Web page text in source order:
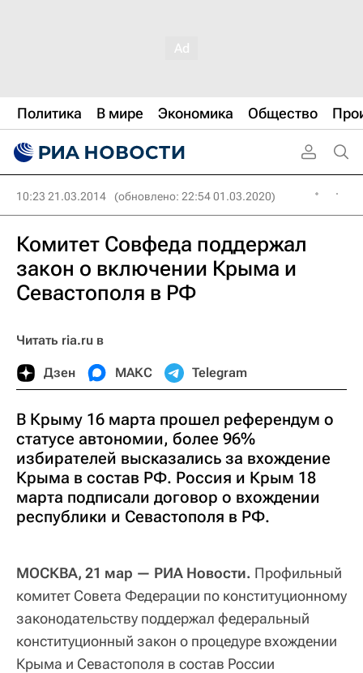
Политика В мире Экономика Общество
10:23 21.03.2014 (обновлено: 22:54 01.03.2020)
Комитет Совфеда поддержал
закон о включении Крыма и
Севастополя в РФ
Читать ria.ru в
Дзен МАКС Telegram
В Крыму 16 марта прошел референдум о
статусе автономии, более 96%
избирателей высказались за вхождение
Крыма в состав РФ. Россия и Крым 18
марта подписали договор о вхождении
республики и Севастополя в РФ.
МОСКВА, 21 мар — РИА Новости. Профильный
комитет Совета Федерации по конституционному
законодательству поддержал федеральный
конституционный закон о процедуре вхождении
Крыма и Севастополя в состав России